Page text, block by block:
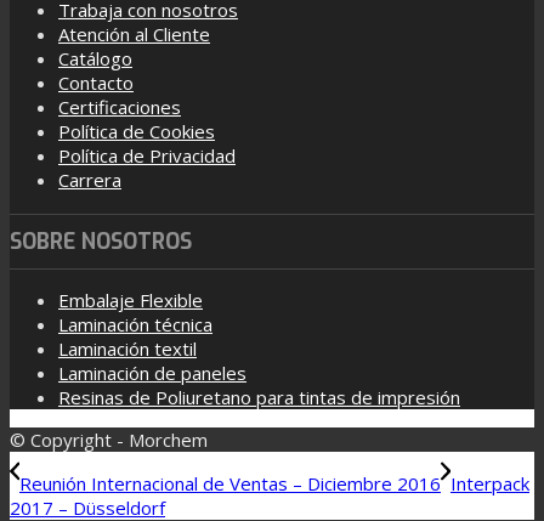
Trabaja con nosotros
Atención al Cliente
Catálogo
Contacto
Certificaciones
Política de Cookies
Política de Privacidad
Carrera
SOBRE NOSOTROS
Embalaje Flexible
Laminación técnica
Laminación textil
Laminación de paneles
Resinas de Poliuretano para tintas de impresión
© Copyright - Morchem
Reunión Internacional de Ventas – Diciembre 2016 Interpack
2017 – Düsseldorf